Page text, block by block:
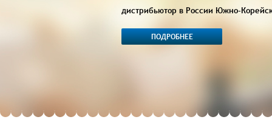
дистрибьютор в России Южно-
ПОДРОБНЕЕ